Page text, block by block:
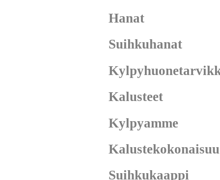
Hanat
Suihkuhanat
Kalusteet
Kylpyamme
Suihkukaappi